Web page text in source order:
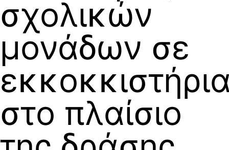
σχολικών
μονάδων σε
στο πλαίσιο